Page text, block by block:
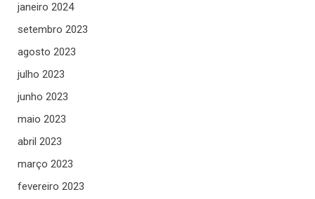
janeiro 2024
setembro 2023
agosto 2023
julho 2023
junho 2023
maio 2023
abril 2023
março 2023
fevereiro 2023